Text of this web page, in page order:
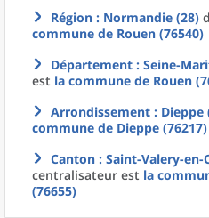
Région : Normandie (28)
commune de Rouen (76540)
Département : Seine-
est la commune de Rouen
Arrondissement : Dieppe
commune de Dieppe (76217)
Canton : Saint-Valery-en-
centralisateur est la
(76655)